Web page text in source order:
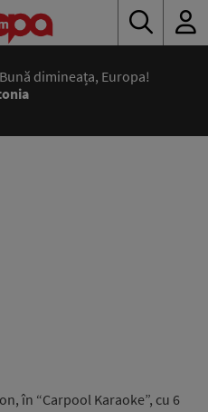
Bună dimineața, Europa!
în “Carpool Karaoke”, cu 6